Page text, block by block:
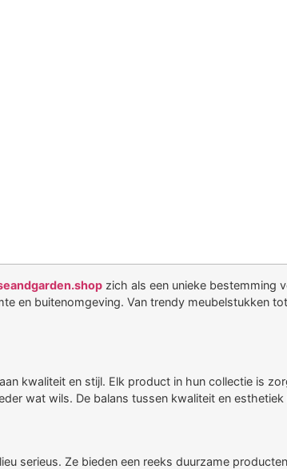
zich als een unieke bestemming
en buitenomgeving. Van trendy meubelstukken
kwaliteit en stijl. Elk product in hun collectie is
wat wils. De balans tussen kwaliteit en
serieus. Ze bieden een reeks duurzame